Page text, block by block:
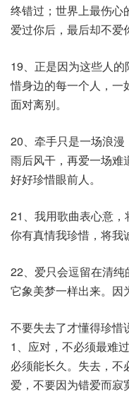
终错过；世界上最伤心
爱过你后，最后却不爱
19、正是因为这些人
惜身边的每一个人，一
面对离别。
20、牵手只是一场浪
雨后风干，再爱一场难
好好珍惜眼前人。
21、我用歌曲表心意，
你有真情我珍惜，将我
22、爱只会逗留在清
它象美梦一样出来。因
不要失去了才懂得珍惜
1、应对，不必须最难
必须能长久。失去，
爱，不要因为错爱而寂